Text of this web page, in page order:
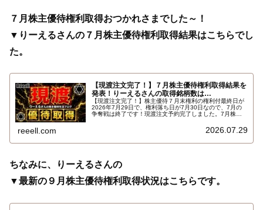
７月株主優待権利取得おつかれさまでした～！
▼りーえるさんの７月株主優待権利取得結果はこちらでし
た。
【現渡注文完了！】７月株主優待権利取得結果を
発表！りーえるさんの取得銘柄数は…
【現渡注文完了！】株主優待７月末権利の権利付最終日が
2026年7月29日で、権利落ち日が7月30日なので、7月の
争奪戦は終了です！現渡注文予約完了しました。7月株主
reeell.com 2026.07.29
ちなみに、りーえるさんの
▼最新の９月株主優待権利取得状況はこちらです。